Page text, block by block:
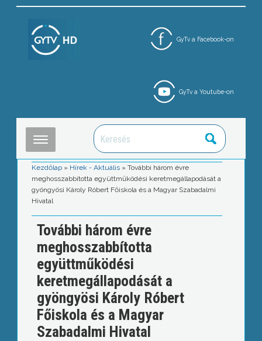
GyTv a Facebook-on
GyTv a Youtube-on
Kezdőlap » Hírek - Aktuális »További három évre
meghosszabbította együttműködési keretmegállapodását a
gyöngyösi Károly Róbert Főiskola és a Magyar Szabadalmi
Hivatal
További három évre
meghosszabbította
együttműködési
keretmegállapodását a
gyöngyösi Károly Róbert
Főiskola és a Magyar
Szabadalmi Hivatal